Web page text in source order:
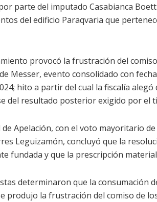
parte del imputado Casabianca
del edificio Paraqvaria que
provocó la frustración del
Messer, evento consolidado con
hito a partir del cual la fiscalía
del resultado posterior exigido por el
Apelación, con el voto mayoritario
Leguizamón, concluyó que la
fundada y que la prescripción
determinaron que la consumación
produjo la frustración del comiso de